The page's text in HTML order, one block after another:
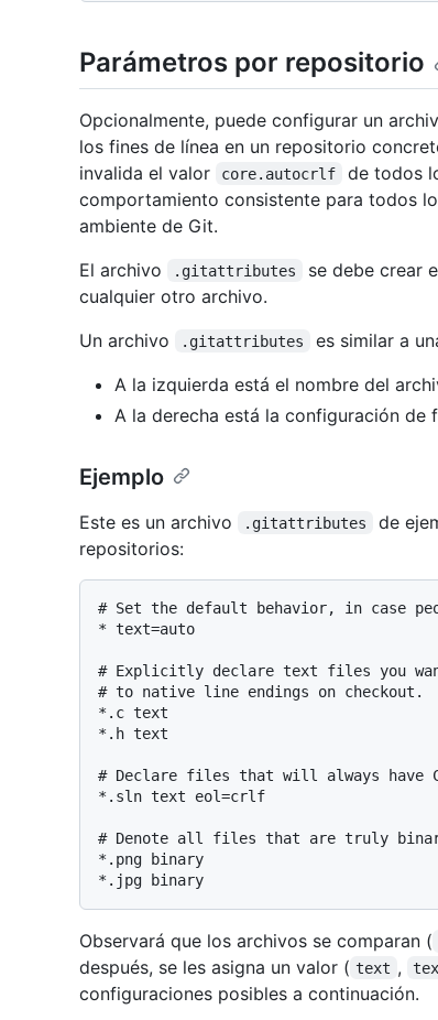
Parámetros por repositorio
Opcionalmente, puede configurar un
los fines de línea en un repositorio
invalida el valor
core.autocrlf
de todos
comportamiento consistente para todos
ambiente de Git.
El archivo
.gitattributes
se debe crear
cualquier otro archivo.
Un archivo
.gitattributes
es similar a
A la izquierda está el nombre del
A la derecha está la configuración de
Ejemplo
Este es un archivo .gitattributes
de
repositorios:
# Set the default behavior, in case
* text=auto
# Explicitly declare text files you
# to native line endings on checkout.
*.c text
*.h text
# Declare files that will always have
*.sln text eol=crlf
# Denote all files that are truly
*.png binary
Observará que los archivos se comparan (
después, se les asigna un valor ( text ,
configuraciones posibles a continuación.